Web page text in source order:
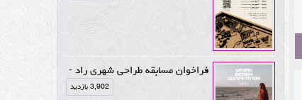
فراخوان مسابقه طراحی شهری راد -
3,902 بازدید